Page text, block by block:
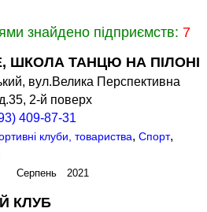
знайдено підприємств: 7
ШКОЛА ТАНЦЮ НА ПІЛОНІ
вул.Велика Перспективна
2-й поверх
409-87-31
клуби, товариства,Спорт,
Серпень 2021
КЛУБ